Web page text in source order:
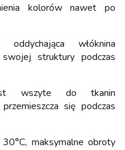
kolorów nawet po
oddychająca włóknina
struktury podczas
wszyte do tkanin
się podczas
maksymalne obroty